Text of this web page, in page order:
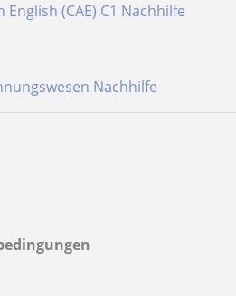
English (CAE) C1 Nachhilfe
Nachhilfe